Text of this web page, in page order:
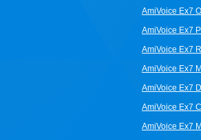
AmiVoice Ex7
AmiVoice Ex7
AmiVoice Ex7
AmiVoice Ex7
AmiVoice Ex7
AmiVoice Ex7
AmiVoice Ex7